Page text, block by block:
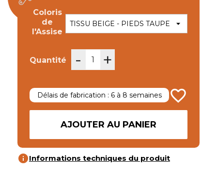
Coloris
de
l'Assise
Quantité - +
Délais de fabrication : 6 à 8 semaines favorite_border
AJOUTER AU PANIER
infoInformations techniques du produit